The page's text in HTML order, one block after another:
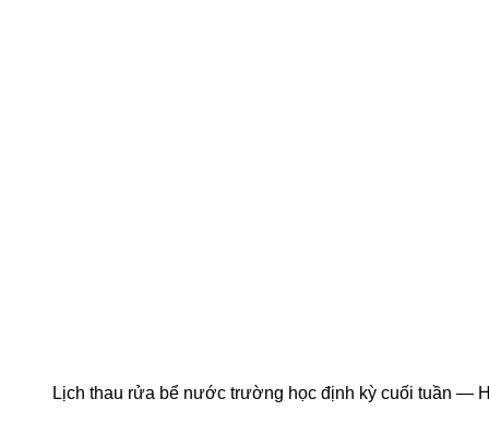
Lịch thau rửa bể nước trường học định kỳ cuối tuần —